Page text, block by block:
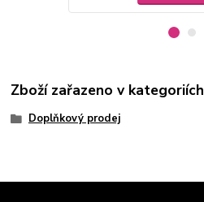
Zboží zařazeno v kategoriích
Doplňkový prodej